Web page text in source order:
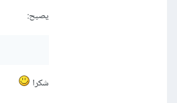
يصبح:
شكرا